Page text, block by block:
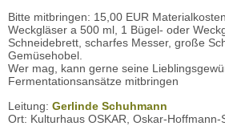
Bitte mitbringen: 15,00 EUR
Weckgläser a 500 ml, 1 Bügel- oder
Schneidebrett, scharfes Messer, große
Gemüsehobel.
Wer mag, kann gerne seine
Fermentationsansätze mitbringen
Leitung: Gerlinde Schuhmann
Ort: Kulturhaus OSKAR, Oskar-Hoffmann-